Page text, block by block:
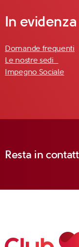
In evidenza
Domande frequenti
Le nostre sedi
Impegno Sociale
Resta in